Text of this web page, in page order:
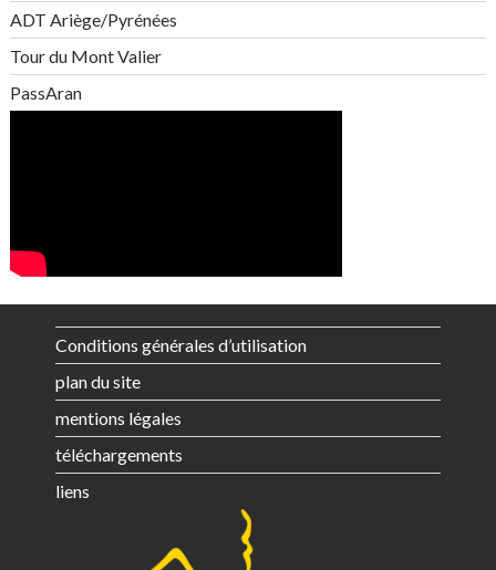
ADT Ariège/Pyrénées
Tour du Mont Valier
PassAran
Conditions générales d’utilisation
plan du site
mentions légales
téléchargements
liens